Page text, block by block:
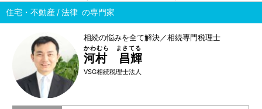
住宅・不動産
法律 の専門家
相続の悩みを全て解決／相続専門税理士
河村 昌輝
かわむら まさてる
VSG相続税理士法人